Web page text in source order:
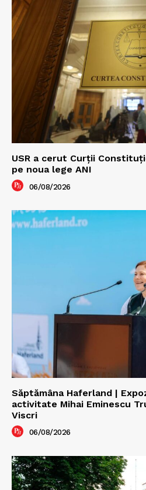
USR a cerut Curții
pe noua lege ANI
06/08/2026
Săptămâna Haferland |
activitate Mihai Eminescu
Viscri
06/08/2026